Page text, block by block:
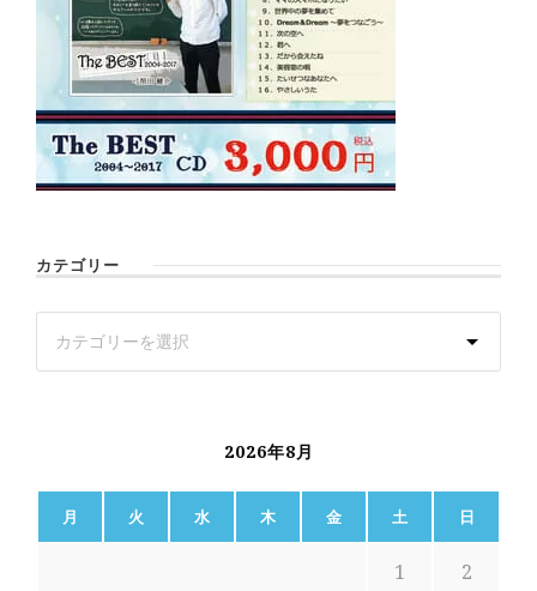
カテゴリー
2026年8月
月 火 水 木 金 土 日
1 2